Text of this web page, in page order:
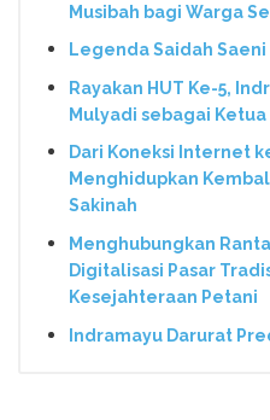
Musibah bagi Warga
Legenda Saidah Saeni
Rayakan HUT Ke-5,
Mulyadi sebagai
Dari Koneksi Internet
Menghidupkan
Sakinah
Menghubungkan
Digitalisasi Pasar
Kesejahteraan Petani
Indramayu Darurat